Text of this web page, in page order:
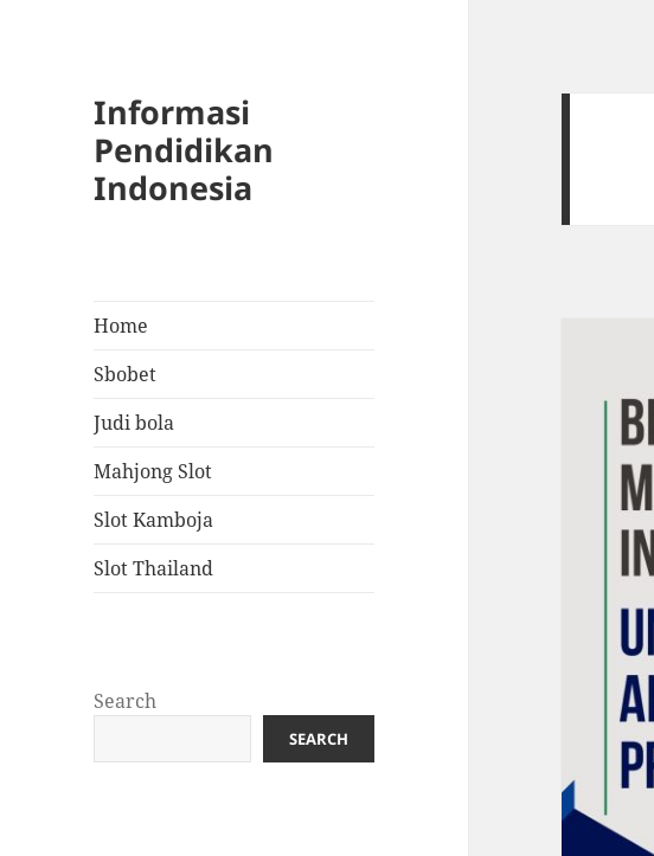
Informasi
Pendidikan
Indonesia
Home
Sbobet
Judi bola
Mahjong Slot
Slot Kamboja
Slot Thailand
Search
SEARCH